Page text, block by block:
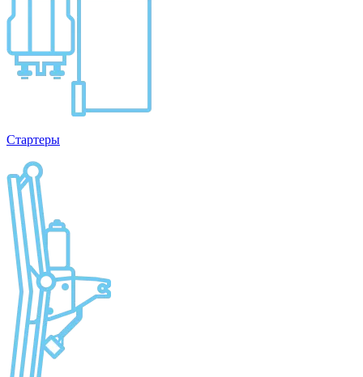
Стартеры